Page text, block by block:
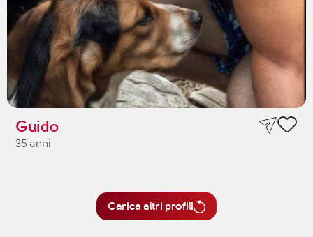
Guido
35 anni
Carica altri profili